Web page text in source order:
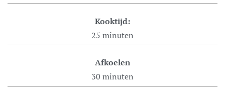
Kooktijd:
25 minuten
Afkoelen
30 minuten